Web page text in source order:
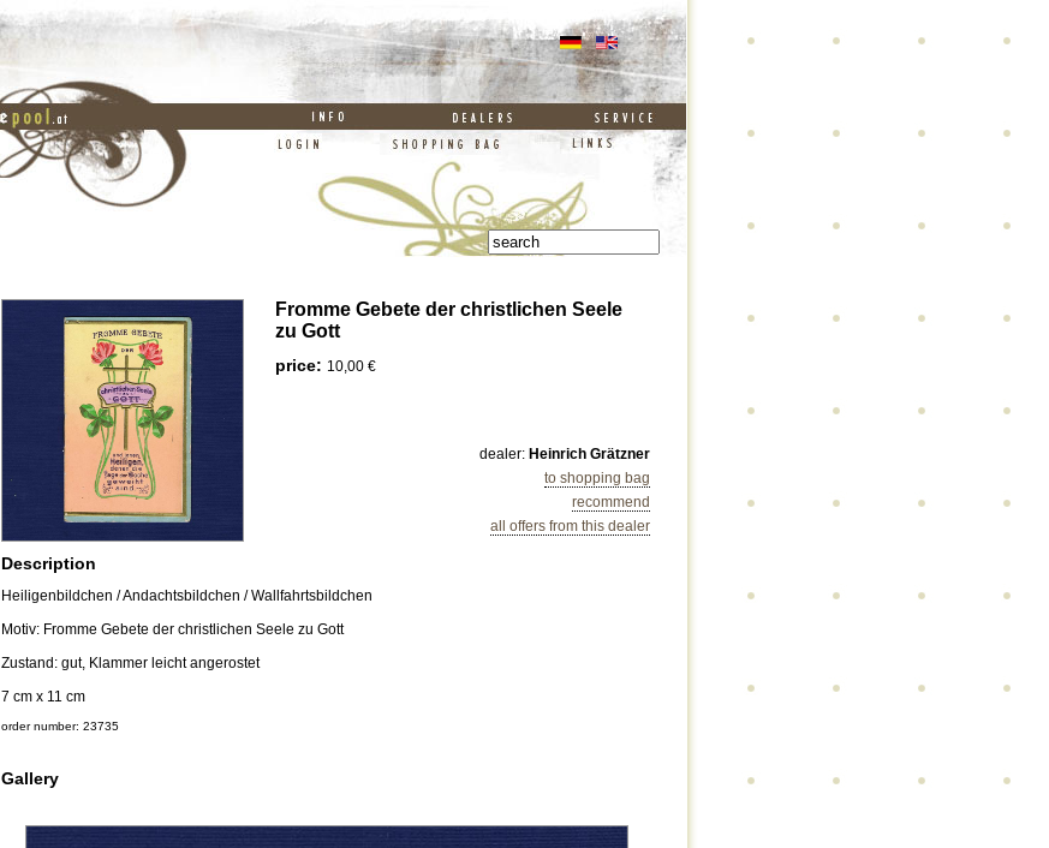
Fromme Gebete der christlichen Seele
zu Gott
price: 10,00 €
recommend
to shopping bag
dealer: Heinrich Grätzner
all offers from this dealer
Description
Heiligenbildchen / Andachtsbildchen / Wallfahrtsbildchen
Motiv: Fromme Gebete der christlichen Seele zu Gott
Zustand: gut, Klammer leicht angerostet
7 cm x 11 cm
order number: 23735
Gallery